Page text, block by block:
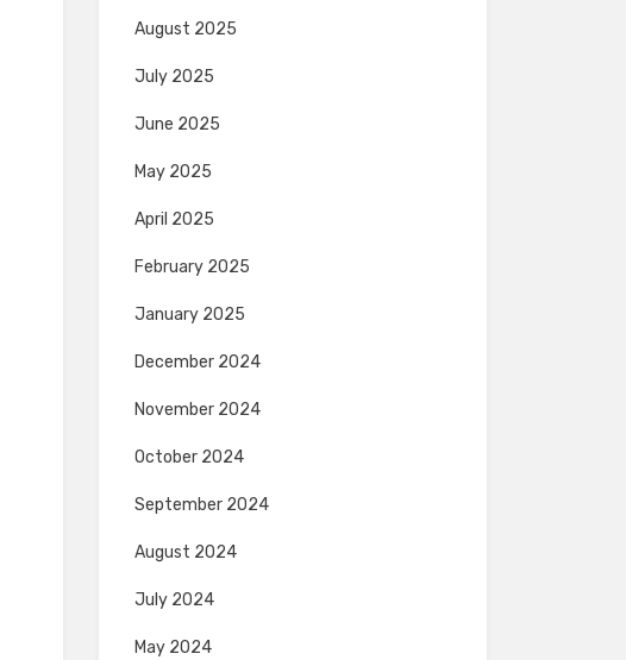
August 2025
July 2025
June 2025
May 2025
April 2025
February 2025
January 2025
December 2024
November 2024
October 2024
September 2024
August 2024
July 2024
May 2024